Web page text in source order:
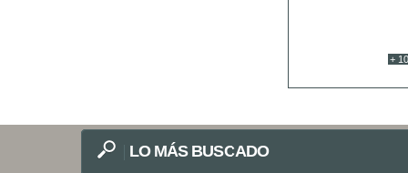
+
LO MÁS BUSCADO